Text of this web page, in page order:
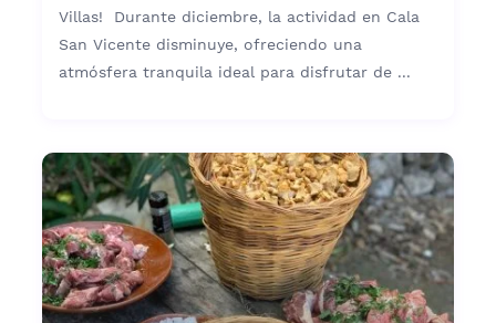
Villas! Durante diciembre, la actividad en Cala
San Vicente disminuye, ofreciendo una
atmósfera tranquila ideal para disfrutar de ...